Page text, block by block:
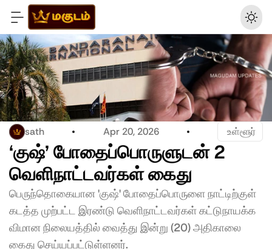
sath Apr 20, 2026 உள்ளூர்
‘குஷ்’ போதைப்பொருளுடன் 2
வெளிநாட்டவர்கள் கைது
பெருந்தொகையான 'குஷ்' போதைப்பொருளை நாட்டிற்குள்
கடத்த முற்பட்ட இரண்டு வெளிநாட்டவர்கள் கட்டுநாயக்க
விமான நிலையத்தில் வைத்து இன்று (20) அதிகாலை
கைது செய்யப்பட்டுள்ளனர்.